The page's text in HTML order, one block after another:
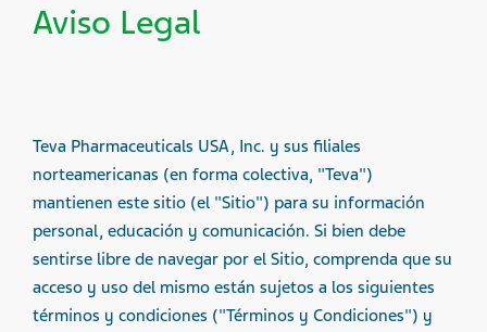
Aviso Legal
Teva Pharmaceuticals USA, Inc. y sus filiales
norteamericanas (en forma colectiva, "Teva")
mantienen este sitio (el "Sitio") para su información
personal, educación y comunicación. Si bien debe
sentirse libre de navegar por el Sitio, comprenda que su
acceso y uso del mismo están sujetos a los siguientes
términos y condiciones ("Términos y Condiciones") y